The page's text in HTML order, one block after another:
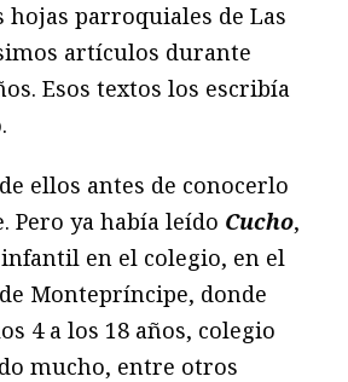
hojas parroquiales de Las
artículos durante
Esos textos los escribía
ellos antes de conocerlo
Pero ya había leído Cucho,
en el colegio, en el
de Montepríncipe, donde
4 a los 18 años, colegio
mucho, entre otros